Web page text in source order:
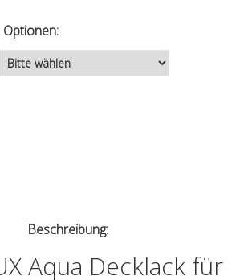
Optionen:
Beschreibung:
Aqua Decklack für